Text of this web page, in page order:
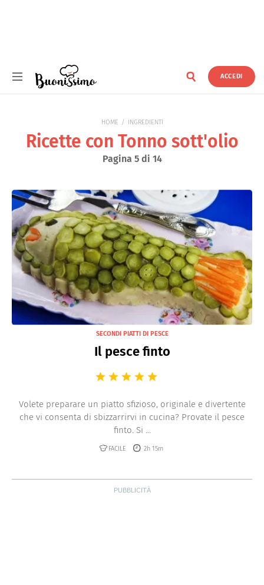
ACCEDI
HOME INGREDIENTI
Ricette con Tonno sott'olio
Pagina 5 di 14
SECONDI PIATTI DI PESCE
Il pesce finto
Volete preparare un piatto sfizioso, originale e divertente
che vi consenta di sbizzarrirvi in cucina? Provate il pesce
finto. Si ...
FACILE 2h 15m